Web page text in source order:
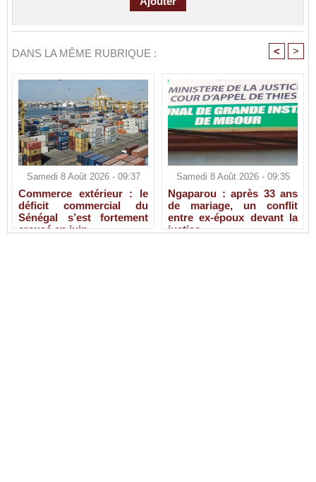
DANS LA MÊME RUBRIQUE : < >
Samedi 8 Août 2026 - 09:37
Commerce extérieur : le
déficit commercial du
Sénégal s’est fortement
creusé en juin
Samedi 8 Août 2026 - 09:35
Ngaparou : après 33 ans
de mariage, un conflit
entre ex-époux devant la
justice